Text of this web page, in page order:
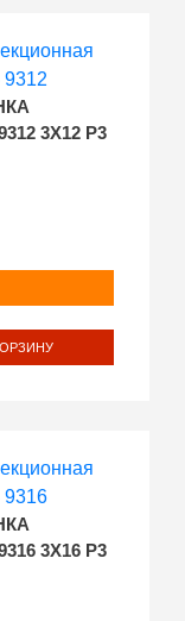
3Х12 P3
3Х16 P3